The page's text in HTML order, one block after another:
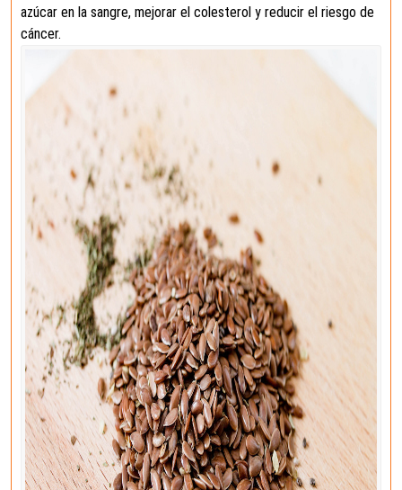
azúcar en la sangre, mejorar el colesterol y reducir el riesgo de
cáncer.